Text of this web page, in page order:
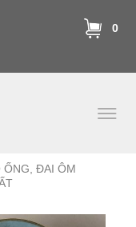
0
ỐNG, ĐAI ÔM